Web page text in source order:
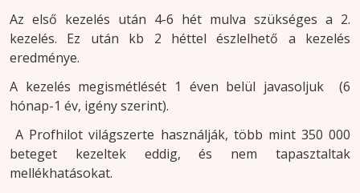
Az első kezelés után 4-6 hét mulva szükséges a 2.
kezelés. Ez után kb 2 héttel észlelhető a kezelés
eredménye.
A kezelés megismétlését 1 éven belül javasoljuk (6
hónap-1 év, igény szerint).
A Profhilot világszerte használják, több mint 350 000
beteget kezeltek eddig, és nem tapasztaltak
mellékhatásokat.